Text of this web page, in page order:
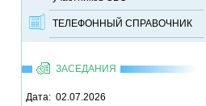
ТЕЛЕФОННЫЙ CПРАВОЧНИК
ЗАСЕДАНИЯ
Дата: 02.07.2026